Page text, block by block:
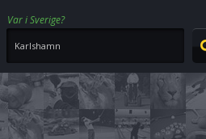
Var i Sverige?